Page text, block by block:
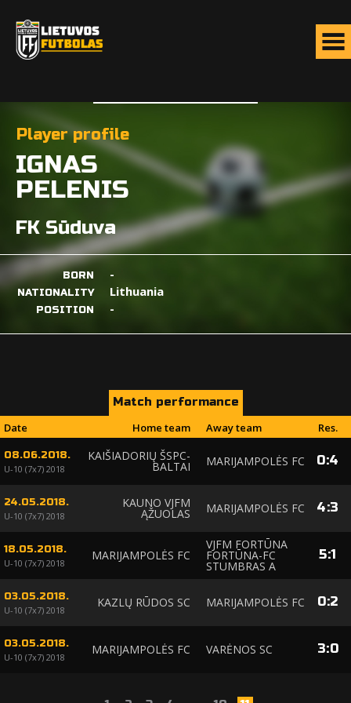
Player profile
IGNAS
PELENIS
FK Sūduva
BORN -
NATIONALITY Lithuania
POSITION -
Match performance
Date
Home team Away team Res.
08.06.2018.
U-10 (7x7) 2018
KAIŠIADORIŲ ŠSPC-
BALTAI MARIJAMPOLĖS FC 0:4
24.05.2018.
U-10 (7x7) 2018
KAUNO VJFM
ĄŽUOLAS MARIJAMPOLĖS FC 4:3
18.05.2018.
U-10 (7x7) 2018
MARIJAMPOLĖS FC
VJFM FORTŪNA
FORTŪNA-FC
STUMBRAS A
5:1
03.05.2018.
U-10 (7x7) 2018
KAZLŲ RŪDOS SC MARIJAMPOLĖS FC 0:2
03.05.2018.
U-10 (7x7) 2018
MARIJAMPOLĖS FC VARĖNOS SC 3:0